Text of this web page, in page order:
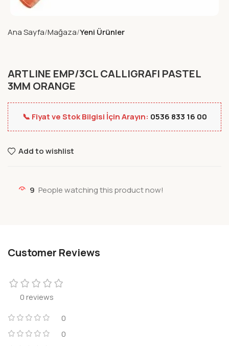
Ana Sayfa Mağaza Yeni Ürünler
ARTLINE EMP/3CL CALLIGRAFI PASTEL
3MM ORANGE
📞 Fiyat ve Stok Bilgisi İçin Arayın: 0536 833 16 00
Add to wishlist
9 People watching this product now!
Customer Reviews
0 reviews
0
0